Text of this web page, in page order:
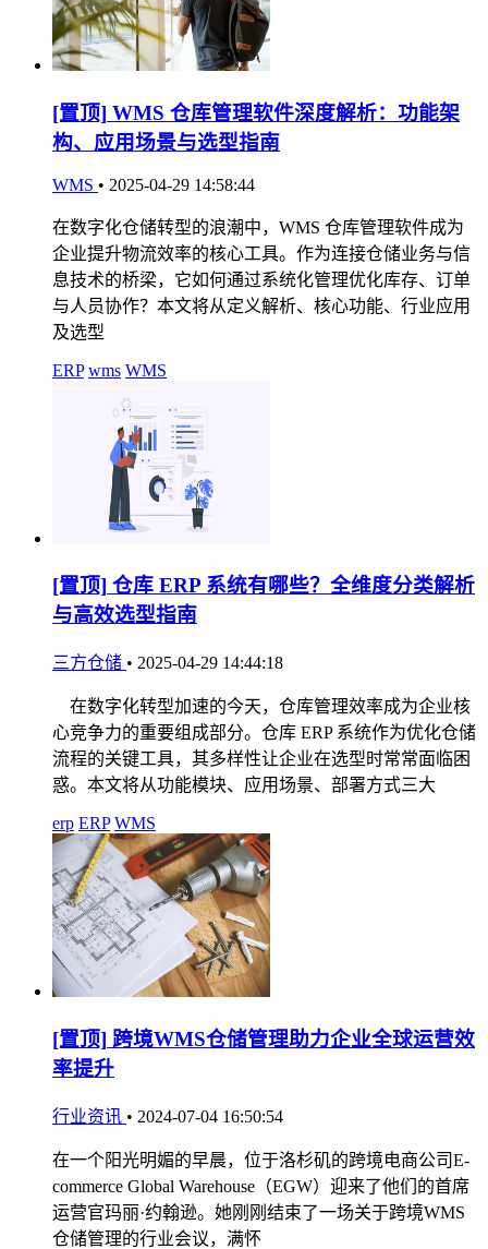
[置顶] WMS 仓库管理软件深度解析：功能架
构、应用场景与选型指南
WMS • 2025-04-29 14:58:44
在数字化仓储转型的浪潮中，WMS 仓库管理软件成为
企业提升物流效率的核心工具。作为连接仓储业务与信
息技术的桥梁，它如何通过系统化管理优化库存、订单
与人员协作？本文将从定义解析、核心功能、行业应用
及选型
ERP wms WMS
[置顶] 仓库 ERP 系统有哪些？全维度分类解析
与高效选型指南
三方仓储 • 2025-04-29 14:44:18
在数字化转型加速的今天，仓库管理效率成为企业核
心竞争力的重要组成部分。仓库 ERP 系统作为优化仓储
流程的关键工具，其多样性让企业在选型时常常面临困
惑。本文将从功能模块、应用场景、部署方式三大
erp ERP WMS
[置顶] 跨境WMS仓储管理助力企业全球运营效
率提升
行业资讯 • 2024-07-04 16:50:54
在一个阳光明媚的早晨，位于洛杉矶的跨境电商公司E-
commerce Global Warehouse（EGW）迎来了他们的首席
运营官玛丽·约翰逊。她刚刚结束了一场关于跨境WMS
仓储管理的行业会议，满怀